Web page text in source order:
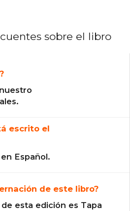
sobre el libro
escrito el
Español.
de este libro?
esta edición es Tapa